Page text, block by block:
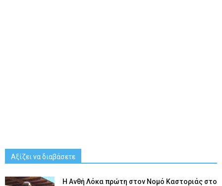
Αξίζει να διαβάσετε
Η Ανθή Λόκα πρώτη στον Νομό Καστοριάς στο